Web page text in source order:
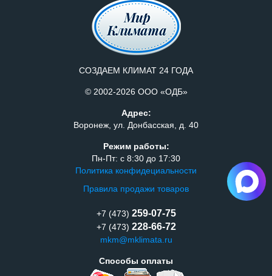
СОЗДАЕМ КЛИМАТ 24 ГОДА
© 2002-2026 ООО «ОДБ»
Адрес:
Воронеж, ул. Донбасская, д. 40
Режим работы:
Пн-Пт: с 8:30 до 17:30
Политика конфидециальности
Правила продажи товаров
+7 (473) 259-07-75
+7 (473) 228-66-72
mkm@mklimata.ru
Способы оплаты